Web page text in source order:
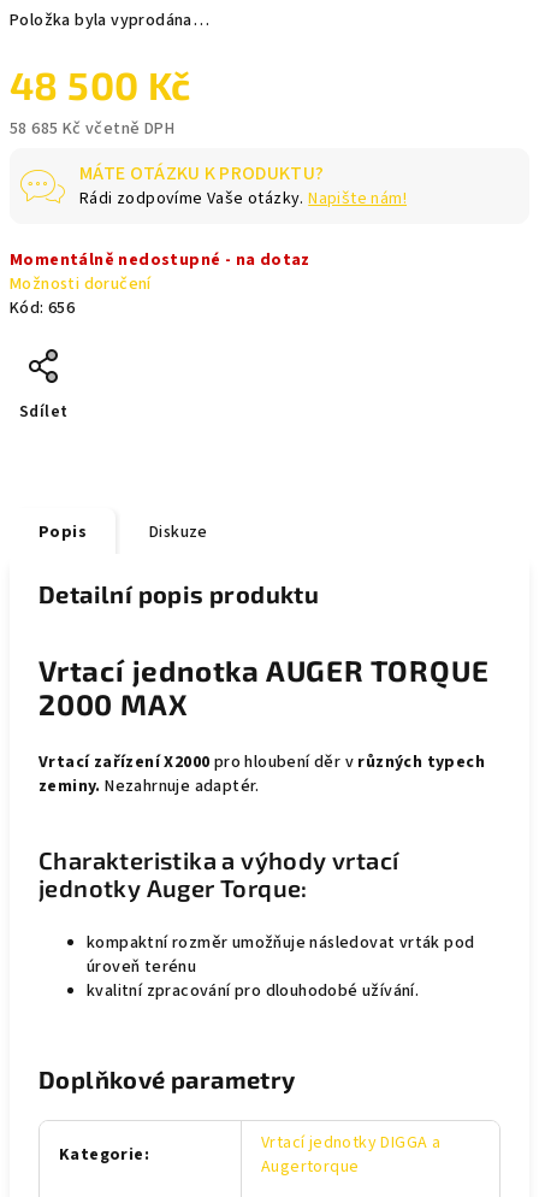
Položka byla vyprodána…
48 500 Kč
58 685 Kč včetně DPH
cena:
MÁTE OTÁZKU K PRODUKTU?
Rádi zodpovíme Vaše otázky.Napište nám!
Momentálně nedostupné - na dotaz
Možnosti doručení
Kód: 656
Sdílet
Popis Diskuze
Detailní popis produktu
Vrtací jednotka AUGER TORQUE
2000 MAX
Vrtací zařízení X2000 pro hloubení děr v různých typech
zeminy. Nezahrnuje adaptér.
Charakteristika a výhody vrtací
jednotky Auger Torque:
kompaktní rozměr umožňuje následovat vrták pod
úroveň terénu
kvalitní zpracování pro dlouhodobé užívání.
Doplňkové parametry
Kategorie:
Vrtací jednotky DIGGA a
Augertorque